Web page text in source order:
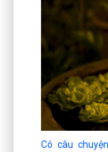
Có câu